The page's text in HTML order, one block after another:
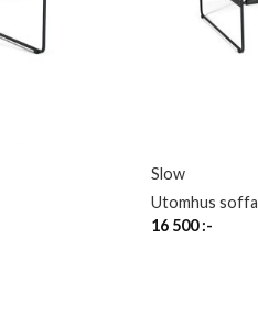
Slow
Utomhus soffa
16 500:-